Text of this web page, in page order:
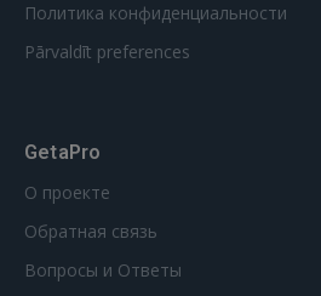
Политика конфиденциальности
Pārvaldīt preferences
GetaPro
О проекте
Обратная связь
Вопросы и Ответы